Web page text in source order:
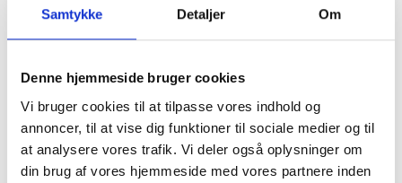
Samtykke Detaljer Om
Denne hjemmeside bruger cookies
Vi bruger cookies til at tilpasse vores indhold og
annoncer, til at vise dig funktioner til sociale medier og til
at analysere vores trafik. Vi deler også oplysninger om
din brug af vores hjemmeside med vores partnere inden
dansk vurdering, skal man bruge købsprisen i købsåret og
på danske ejendomme. For ejendomme beliggende i lande
hvor der ikke findes et prisindeks for det pågældende land,
skal man anvende den danske prisindeks.
Eksempel